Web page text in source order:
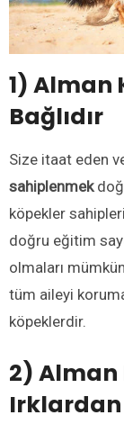
1) Alman
Bağlıdır
Size itaat eden
sahiplenmek
köpekler
doğru eğitim
olmaları
tüm aileyi
köpeklerdir.
2) Alman